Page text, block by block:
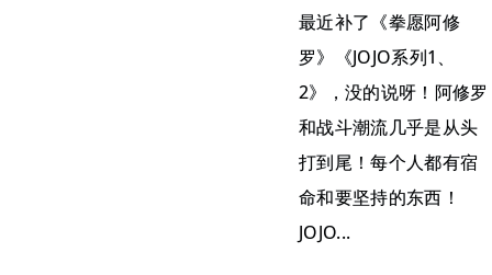
最近补了《拳愿阿修
罗》《JOJO系列1、
2》，没的说呀！阿修罗
和战斗潮流几乎是从头
打到尾！每个人都有宿
命和要坚持的东西！
JOJO...